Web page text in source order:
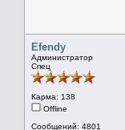
Efendy
Администратор
Спец
Карма: 138
Offline
Сообщений: 4801